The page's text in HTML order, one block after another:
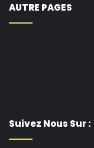
AUTRE PAGES
Suivez Nous Sur :